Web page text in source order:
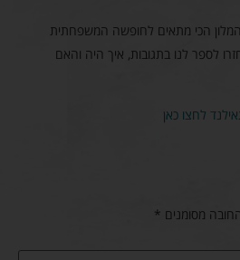
הכי מתאים לחופשה המשפחתית
לספר לנו בתגובות, איך היה והאם
לחצו כאן
מסומנים *